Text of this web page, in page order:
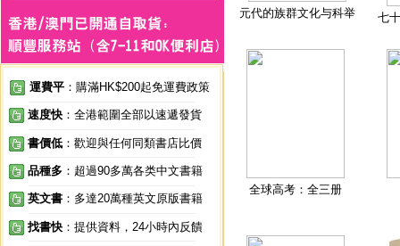
運費平 ：購滿HK$200起免運費政策
速度快 ：全港範圍全部以速遞發貨
書價低 ：歡迎與任何同類書店比價
品種多 ：超過90多萬各类中文書籍
英文書 ：多達20萬種英文原版書籍
找書快 ：提供資料，24小時內反饋
元代的族群文化与科举 七
全球高考：全三册